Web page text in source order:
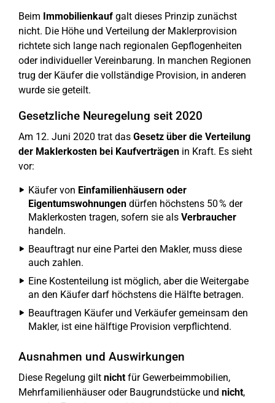
Beim Immobilienkauf galt dieses Prinzip zunächst
nicht. Die Höhe und Verteilung der Maklerprovision
richtete sich lange nach regionalen Gepflogenheiten
oder individueller Vereinbarung. In manchen Regionen
trug der Käufer die vollständige Provision, in anderen
wurde sie geteilt.
Gesetzliche Neuregelung seit 2020
Am 12. Juni 2020 trat das Gesetz über die Verteilung
der Maklerkosten bei Kaufverträgen in Kraft. Es sieht
vor:
Käufer von Einfamilienhäusern oder
Eigentumswohnungen dürfen höchstens 50 % der
Maklerkosten tragen, sofern sie als Verbraucher
handeln.
Beauftragt nur eine Partei den Makler, muss diese
auch zahlen.
Eine Kostenteilung ist möglich, aber die Weitergabe
an den Käufer darf höchstens die Hälfte betragen.
Beauftragen Käufer und Verkäufer gemeinsam den
Makler, ist eine hälftige Provision verpflichtend.
Ausnahmen und Auswirkungen
Diese Regelung gilt nichtfür Gewerbeimmobilien,
Mehrfamilienhäuser oder Baugrundstücke und nicht,